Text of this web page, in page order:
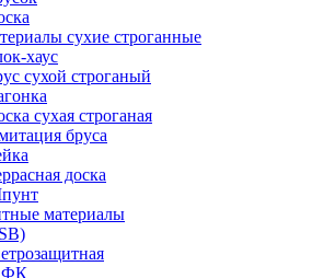
сухие строганные
хаус
сухой строганый
сухая строганая
бруса
доска
материалы
ФК